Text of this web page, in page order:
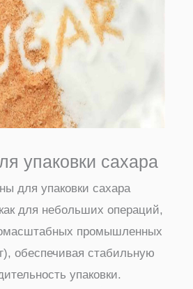
упаковки сахара
для упаковки сахара
для небольших операций,
промышленных
обеспечивая стабильную
упаковки.